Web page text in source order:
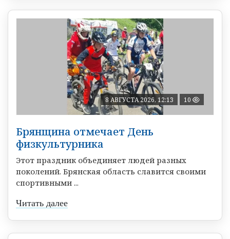
8 АВГУСТА 2026, 12:13 10
Брянщина отмечает День
физкультурника
Этот праздник объединяет людей разных
поколений. Брянская область славится своими
спортивными ...
Читать далее